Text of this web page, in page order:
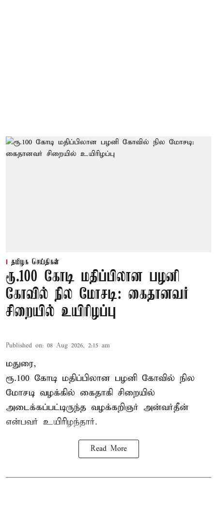
தமிழக செய்திகள்
ரூ.100 கோடி மதிப்பிலான பழனி
கோவில் நில மோசடி: கைதானவர்
சிறையில் உயிரிழப்பு
Published on: 08 Aug 2026, 2:15 am
மதுரை,
ரூ.100 கோடி மதிப்பிலான பழனி கோவில் நில
மோசடி வழக்கில் கைதாகி சிறையில்
அடைக்கப்பட்டிருந்த வழக்கறிஞர் அன்வர்தீன்
என்பவர் உயிரிழந்தார்.
Read More